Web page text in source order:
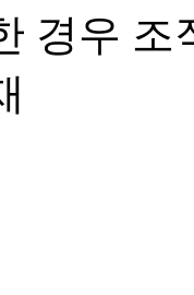
경우